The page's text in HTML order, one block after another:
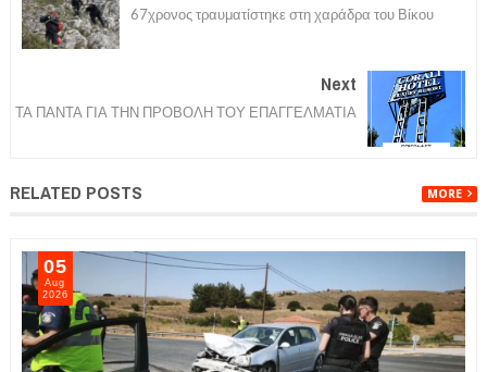
67χρονος τραυματίστηκε στη χαράδρα του Βίκου
Next
ΤΑ ΠΑΝΤΑ ΓΙΑ ΤΗΝ ΠΡΟΒΟΛΗ ΤΟΥ ΕΠΑΓΓΕΛΜΑΤΙΑ
RELATED POSTS MORE
05
Aug
2026